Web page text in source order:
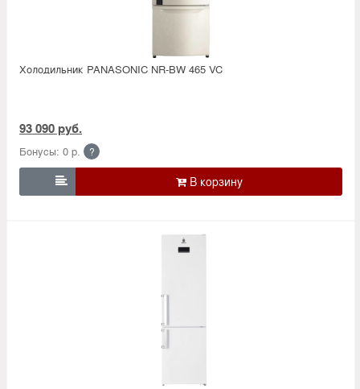
Холодильник PANASONIC NR-BW 465 VC
93 090 руб.
Бонусы: 0 р. ?
